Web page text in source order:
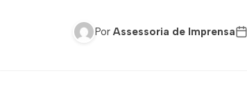
Por Assessoria de Imprensa